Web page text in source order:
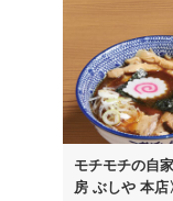
モチモチの自
房 ぶしや 本店